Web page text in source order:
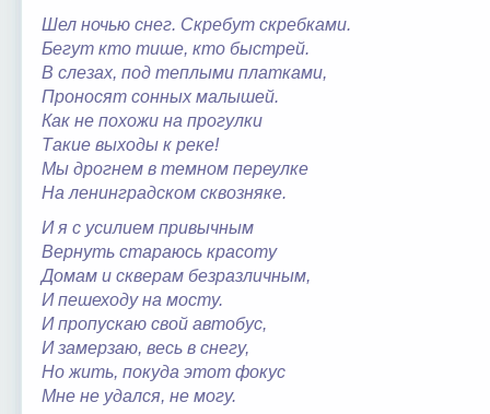
Шел ночью снег. Скребут скребками.
Бегут кто тише, кто быстрей.
В слезах, под теплыми платками,
Проносят сонных малышей.
Как не похожи на прогулки
Такие выходы к реке!
Мы дрогнем в темном переулке
На ленинградском сквозняке.
И я с усилием привычным
Вернуть стараюсь красоту
Домам и скверам безразличным,
И пешеходу на мосту.
И пропускаю свой автобус,
И замерзаю, весь в снегу,
Но жить, покуда этот фокус
Мне не удался, не могу.